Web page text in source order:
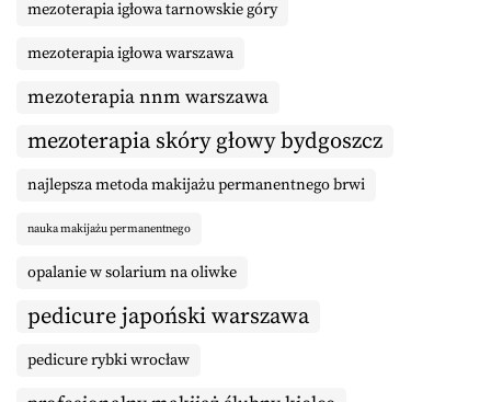
mezoterapia igłowa tarnowskie góry
mezoterapia igłowa warszawa
mezoterapia nnm warszawa
mezoterapia skóry głowy bydgoszcz
najlepsza metoda makijażu permanentnego brwi
nauka makijażu permanentnego
opalanie w solarium na oliwke
pedicure japoński warszawa
pedicure rybki wrocław